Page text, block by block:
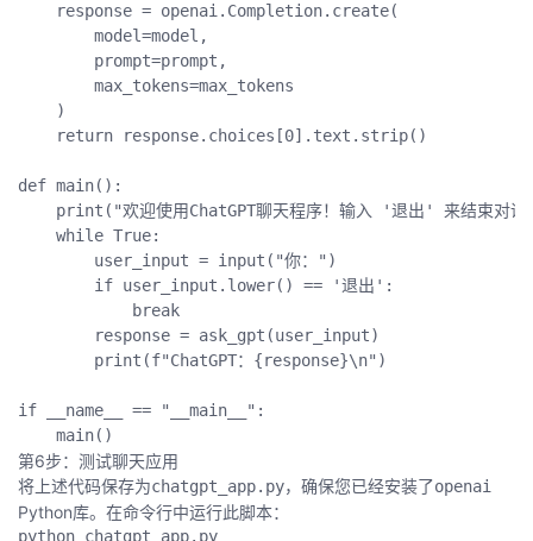
    response
= openai . Completion. create(
        model
=model ,
        prompt
=prompt ,
        max_tokens
=max_tokens
)
return response. choices [0] . text . strip( )
def main( ) :
print ( "欢迎使用ChatGPT聊天程序！输入 '退出' 来结束对
while True:
        user_input
= input ( "你：" )
if user_input . lower( ) == '退出' :
break
        response
= ask_gpt (user_input)
print (f"ChatGPT： {response}\n" )
if __name__ == "__main__" :
    main
( )
第6步：测试聊天应用
将上述代码保存为chatgpt_app.py，确保您已经安装了openai
Python库。在命令行中运行此脚本：
python chatgpt_app.